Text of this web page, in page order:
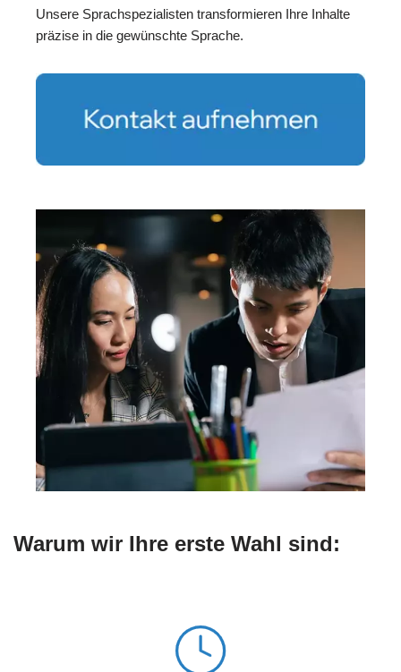
Unsere Sprachspezialisten transformieren Ihre Inhalte
präzise in die gewünschte Sprache.
Warum wir Ihre erste Wahl sind: